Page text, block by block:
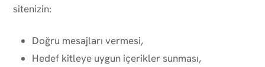
sitenizin:
Doğru mesajları vermesi,
Hedef kitleye uygun içerikler sunması,